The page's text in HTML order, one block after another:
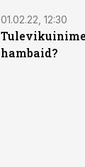
01.02.22, 12:30
hambaid?